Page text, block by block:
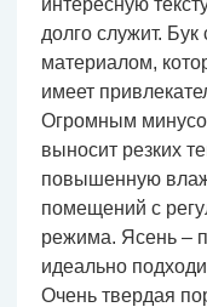
интересную
долго служит.
материалом,
имеет
Огромным
выносит резких
повышенную
помещений с
режима. Ясень –
идеально
Очень твердая